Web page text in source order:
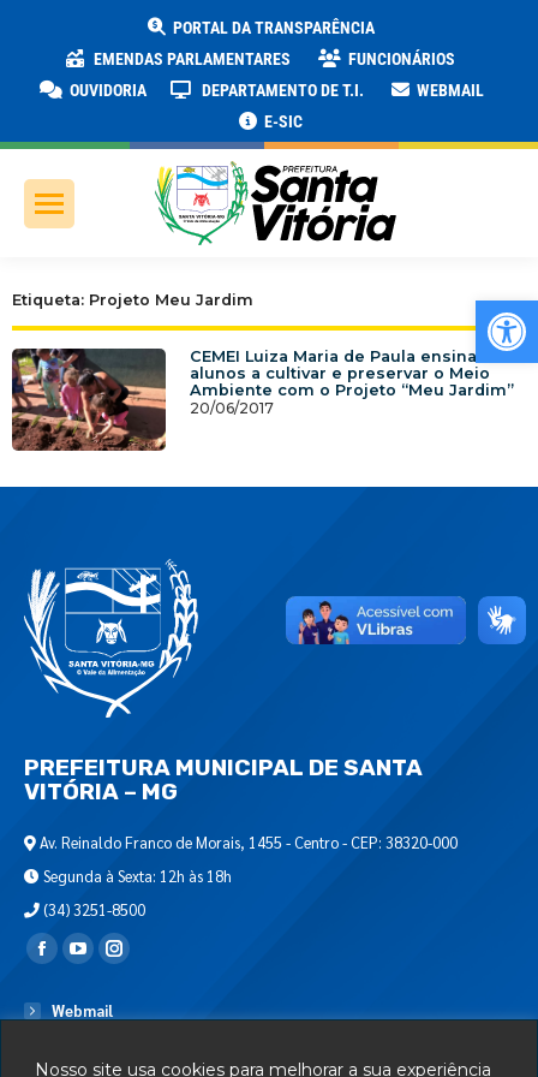
Nosso site usa cookies para melhorar a sua experiência
PORTAL DA TRANSPARÊNCIA
EMENDAS PARLAMENTARES
FUNCIONÁRIOS
OUVIDORIA
DEPARTAMENTO DE T.I.
WEBMAIL
E-SIC
Etiqueta: Projeto Meu Jardim
CEMEI Luiza Maria de Paula ensina os
alunos a cultivar e preservar o Meio
Ambiente com o Projeto “Meu Jardim”
20/06/2017
PREFEITURA MUNICIPAL DE SANTA
VITÓRIA – MG
Av. Reinaldo Franco de Morais, 1455 - Centro - CEP: 38320-000
Segunda à Sexta: 12h às 18h
(34) 3251-8500
Encontre-nos em:
Webmail